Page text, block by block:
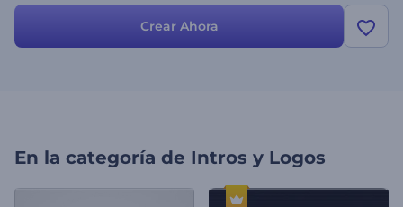
Crear Ahora
En la categoría de Intros y Logos